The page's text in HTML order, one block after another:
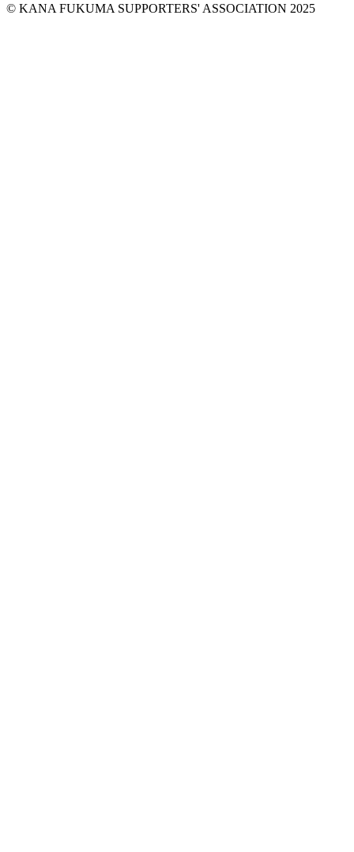
© KANA FUKUMA SUPPORTERS' ASSOCIATION 2025